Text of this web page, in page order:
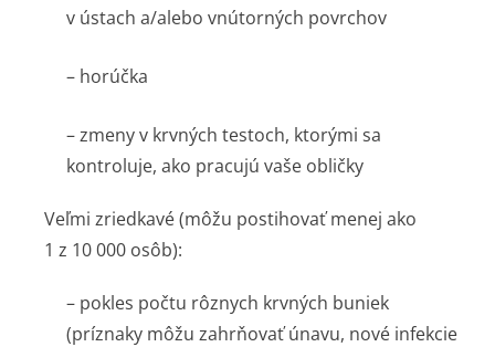
v ústach a/alebo vnútorných povrchov
– horúčka
– zmeny v krvných testoch, ktorými sa
kontroluje, ako pracujú vaše obličky
Veľmi zriedkavé(môžu postihovať menej ako
1 z 10 000 osôb):
– pokles počtu rôznych krvných buniek
(príznaky môžu zahrňovať únavu, nové infekcie